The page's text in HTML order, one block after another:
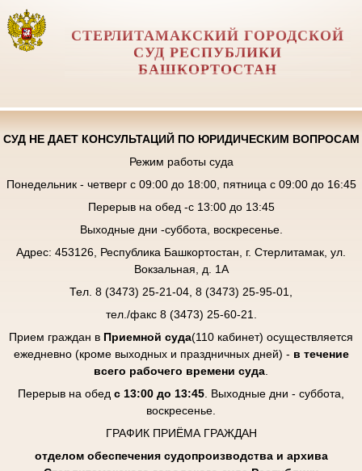
СТЕРЛИТАМАКСКИЙ ГОРОДСКОЙ
СУД РЕСПУБЛИКИ
БАШКОРТОСТАН
СУД НЕ ДАЕТ КОНСУЛЬТАЦИЙ ПО ЮРИДИЧЕСКИМ ВОПРОСАМ
Режим работы суда
Понедельник - четверг с 09:00 до 18:00, пятница с 09:00 до 16:45
Перерыв на обед -с 13:00 до 13:45
Выходные дни -суббота, воскресенье.
Адрес: 453126, Республика Башкортостан, г. Стерлитамак, ул.
Вокзальная, д. 1А
Тел. 8 (3473) 25-21-04, 8 (3473) 25-95-01,
тел./факс 8 (3473) 25-60-21.
Прием граждан в Приемной суда(110 кабинет) осуществляется
ежедневно (кроме выходных и праздничных дней) - в течение
всего рабочего времени суда
Перерыв на обед с 13:00 до 13:45 . Выходные дни - суббота,
воскресенье.
ГРАФИК ПРИЁМА ГРАЖДАН
отделом обеспечения судопроизводства и архива